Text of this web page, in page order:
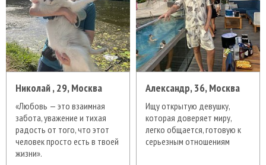
Николай , 29, Москва
«Любовь — это взаимная
забота, уважение и тихая
радость от того, что этот
человек просто есть в твоей
жизни».
Александр, 36, Москва
Ищу открытую девушку,
которая доверяет миру,
легко общается, готовую к
серьезным отношениям